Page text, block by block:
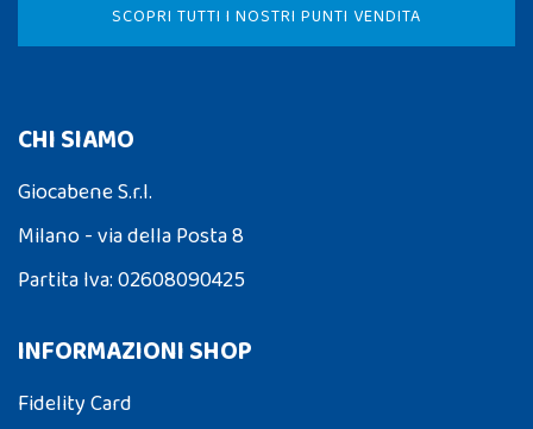
SCOPRI TUTTI I NOSTRI PUNTI VENDITA
CHI SIAMO
Giocabene S.r.l.
Milano - via della Posta 8
Partita Iva: 02608090425
INFORMAZIONI SHOP
Fidelity Card